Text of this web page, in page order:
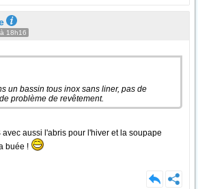
18h16
un bassin tous inox sans liner, pas de
problème de revêtement.
aussi l'abris pour l'hiver et la soupape
buée !